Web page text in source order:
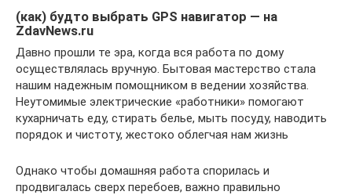
(как) будто выбрать GPS навигатор — на
ZdavNews.ru
Давно прошли те эра, когда вся работа по дому
осуществлялась вручную. Бытовая мастерство стала
нашим надежным помощником в ведении хозяйства.
Неутомимые электрические «работники» помогают
кухарничать еду, стирать белье, мыть посуду, наводить
порядок и чистоту, жестоко облегчая нам жизнь
Однако чтобы домашняя работа спорилась и
продвигалась сверх перебоев, важно правильно